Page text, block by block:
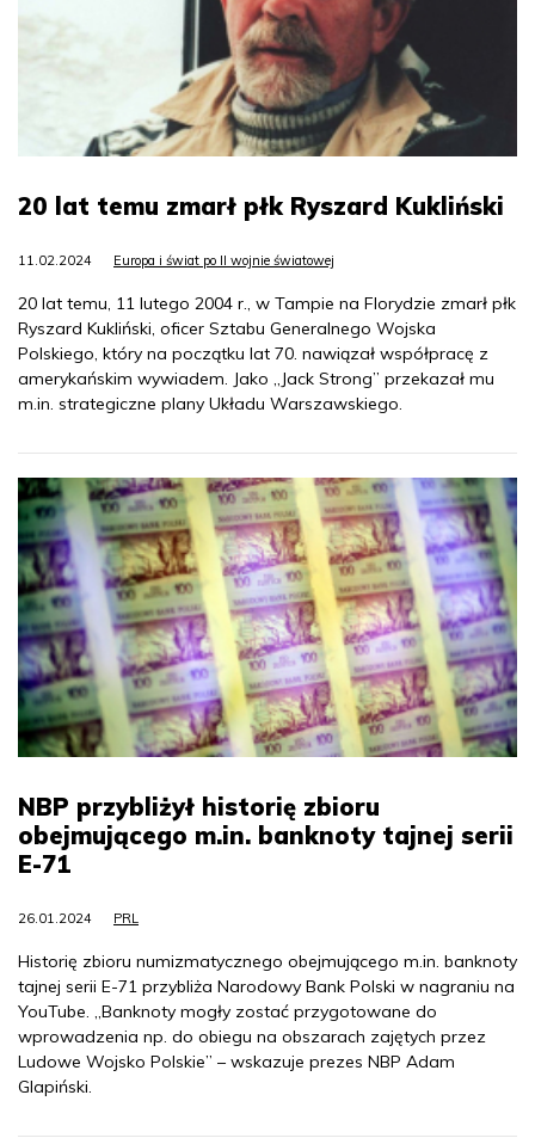
20 lat temu zmarł płk Ryszard Kukliński
11.02.2024 Europa i świat po II wojnie światowej
20 lat temu, 11 lutego 2004 r., w Tampie na Florydzie zmarł płk
Ryszard Kukliński, oficer Sztabu Generalnego Wojska
Polskiego, który na początku lat 70. nawiązał współpracę z
amerykańskim wywiadem. Jako „Jack Strong” przekazał mu
m.in. strategiczne plany Układu Warszawskiego.
NBP przybliżył historię zbioru
obejmującego m.in. banknoty tajnej serii
E-71
26.01.2024 PRL
Historię zbioru numizmatycznego obejmującego m.in. banknoty
tajnej serii E-71 przybliża Narodowy Bank Polski w nagraniu na
YouTube. „Banknoty mogły zostać przygotowane do
wprowadzenia np. do obiegu na obszarach zajętych przez
Ludowe Wojsko Polskie” – wskazuje prezes NBP Adam
Glapiński.